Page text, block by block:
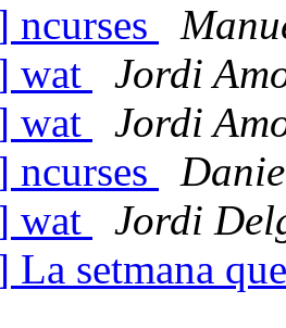
ncurses
wat
Jordi
wat
Jordi
ncurses
wat
Jordi
La setmana